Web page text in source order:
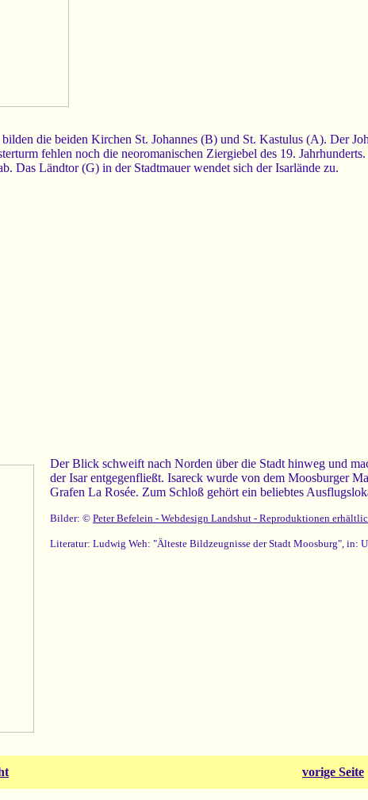
die beiden Kirchen St. Johannes (B) und St. Kastulus (A). Der
fehlen noch die neoromanischen Ziergiebel des 19.
Das Ländtor (G) in der Stadtmauer wendet sich der Isarlände zu.
Der Blick schweift nach Norden über die Stadt hinweg und
der Isar entgegenfließt. Isareck wurde von dem Moosburger
Grafen La Rosée. Zum Schloß gehört ein beliebtes
Bilder: © Peter Befelein - Webdesign Landshut - Reproduktionen
Literatur: Ludwig Weh: "Älteste Bildzeugnisse der Stadt Moosburg", in:
vorige Seite